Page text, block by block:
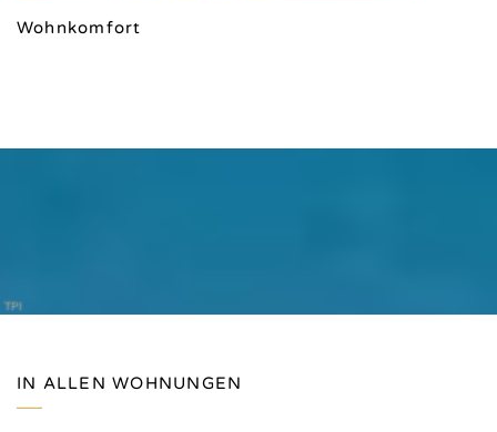
Wohnkomfort
TPI
IN ALLEN WOHNUNGEN